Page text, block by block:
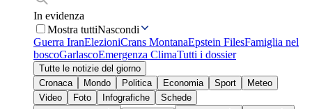
In evidenza
Mostra tuttiNascondi
Guerra IranElezioniCrans MontanaEpstein FilesFamiglia nel
boscoGarlascoEmergenza ClimaTutti i dossier
Tutte le notizie del giorno
Cronaca
Mondo Politica Economia Sport
Meteo
Video
Foto Infografiche
Schede